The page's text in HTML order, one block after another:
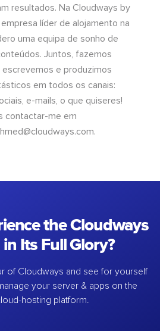
resultados. Na Cloudways by
líder de alojamento na
uma equipa de sonho de
Juntos, fazemos
escrevemos e produzimos
em todos os canais:
e-mails, o que quiseres!
contactar-me em
.
the Cloudways
Its Full Glory?
of Cloudways and see for yourself
your server & apps on the
hosting platform.